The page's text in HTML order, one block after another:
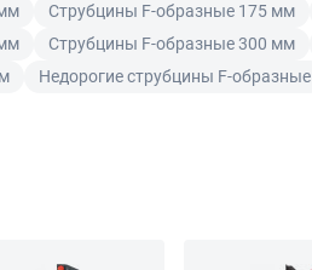
Струбцины F-образные 175 мм
Струбцины F-образные 300 мм
Недорогие струбцины F-образные